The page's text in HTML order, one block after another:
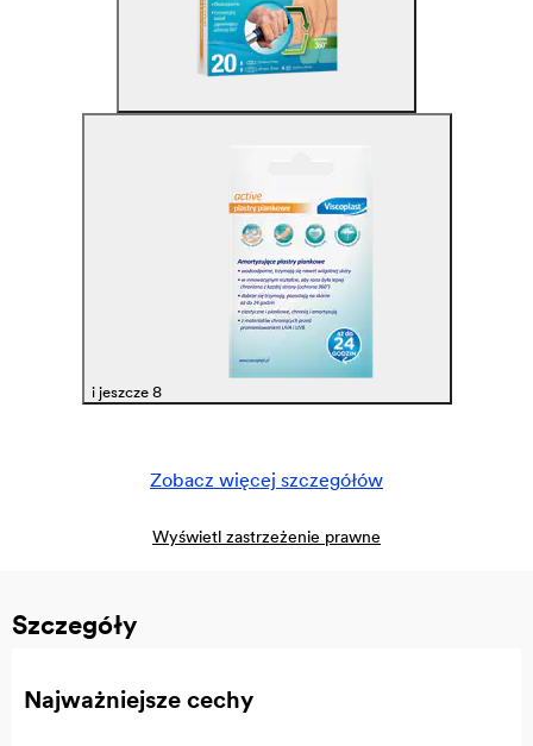
i jeszcze 8
Zobacz więcej szczegółów
Wyświetl zastrzeżenie prawne
Szczegóły
Najważniejsze cechy